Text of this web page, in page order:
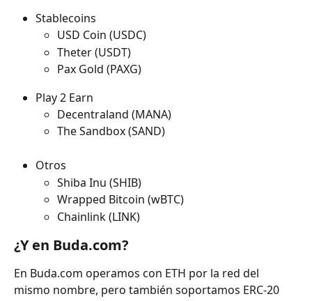
Stablecoins
USD Coin (USDC)
Theter (USDT)
Pax Gold (PAXG)
Play 2 Earn
Decentraland (MANA)
The Sandbox (SAND)
Otros
Shiba Inu (SHIB)
Wrapped Bitcoin (wBTC)
Chainlink (LINK)
¿Y en Buda.com?
En Buda.com operamos con ETH por la red del
mismo nombre, pero también soportamos ERC-20